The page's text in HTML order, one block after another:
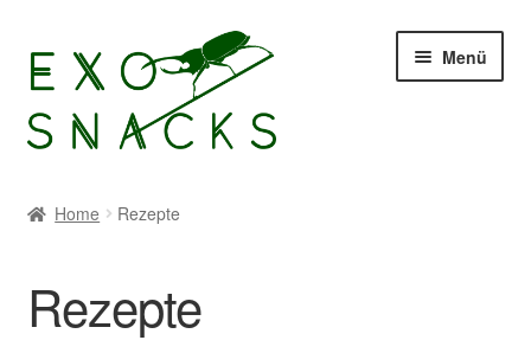
Navigation
Inhalt
Menü
Buffalowürmer
Home Rezepte
Rezepte